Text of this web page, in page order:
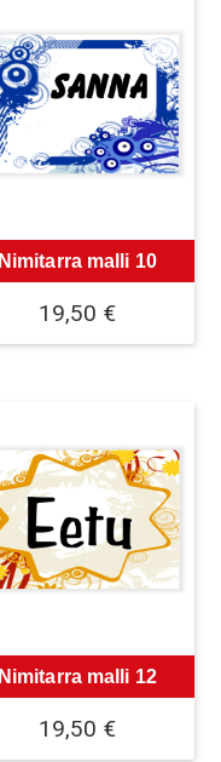
Nimitarra malli 10
19,50 €
Nimitarra malli 12
19,50 €